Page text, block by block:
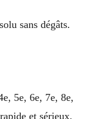
sans dégâts.
5e, 6e, 7e, 8e,
et sérieux.